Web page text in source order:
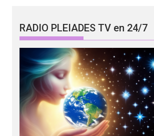
RADIO PLEIADES TV en 24/7